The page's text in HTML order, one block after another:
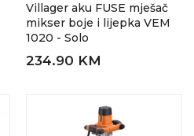
Villager aku FUSE mješač
mikser boje i lijepka VEM
1020 - Solo
234.90 KM